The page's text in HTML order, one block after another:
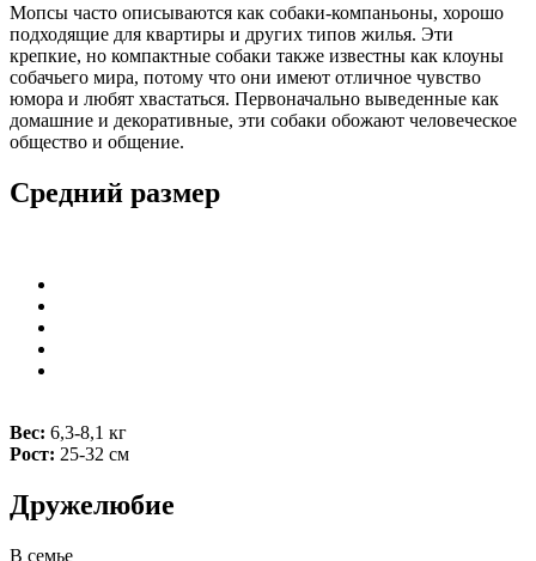
Мопсы часто описываются как собаки-компаньоны, хорошо
подходящие для квартиры и других типов жилья. Эти
крепкие, но компактные собаки также известны как клоуны
собачьего мира, потому что они имеют отличное чувство
юмора и любят хвастаться. Первоначально выведенные как
домашние и декоративные, эти собаки обожают человеческое
общество и общение.
Средний размер
Вес: 6,3-8,1 кг
Рост: 25-32 см
Дружелюбие
В семье